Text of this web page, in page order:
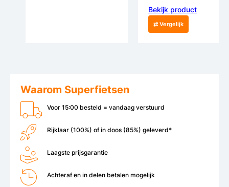
Bekijk product
⇄ Vergelijk
Waarom Superfietsen
Voor 15:00 besteld = vandaag verstuurd
Rijklaar (100%) of in doos (85%) geleverd*
Laagste prijsgarantie
Achteraf en in delen betalen mogelijk